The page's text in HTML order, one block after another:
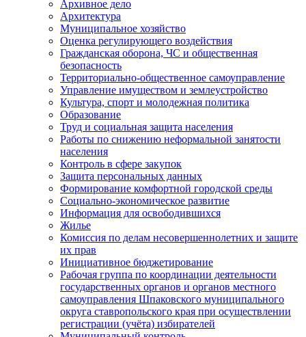
Архивное дело
Архитектура
Муниципальное хозяйство
Оценка регулирующего воздействия
Гражданская оборона, ЧС и общественная
безопасность
Территориально-общественное самоуправление
Управление имуществом и землеустройство
Культура, спорт и молодежная политика
Образование
Труд и социальная защита населения
Работы по снижению неформальной занятости
населения
Контроль в сфере закупок
Защита персональных данных
Формирование комфортной городской среды
Социально-экономическое развитие
Информация для освободившихся
Жилье
Комиссия по делам несовершеннолетних и защите
их прав
Инициативное бюджетирование
Рабочая группа по координации деятельности
государственных органов и органов местного
самоуправления Шпаковского муниципального
округа ставропольского края при осуществлении
регистрации (учёта) избирателей